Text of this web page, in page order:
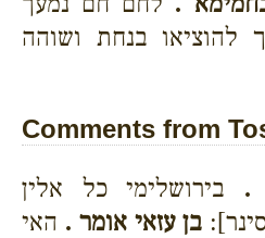
להוציאו בנחת ושוהה
Comments from
. בירושלימי כל אלין
בן עזאי אומר . האי